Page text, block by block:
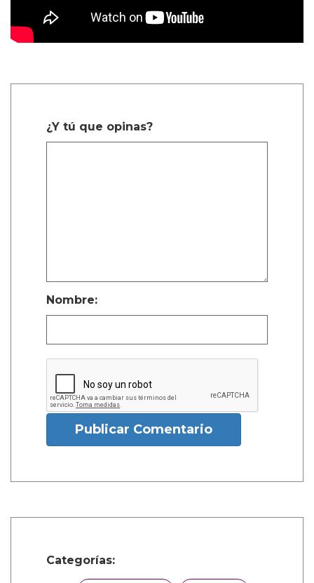
¿Y tú que opinas?
Nombre:
Publicar Comentario
Categorías: